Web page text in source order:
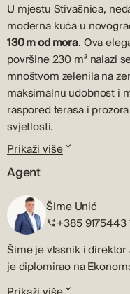
U mjestu Stivašnica,
moderna kuća u
130 m od mora. Ova
površine 230 m² nalazi
mnoštvom zelenila na
maksimalnu udobnost i
raspored terasa i
svjetlosti.
Ulaz u kuću vodi u
prostorije. Kuhinja i
povezane s prostranom
Na ovoj etaži nalaze se i
boravka i teretane
terasu.
Unutarnje stubište vodi
od 7 m² te četiri
Prikaži više
Agent
Šime Unić
+385 9175443
Šime je vlasnik i
je diplomirao na
Zagrebu, profesionalnu